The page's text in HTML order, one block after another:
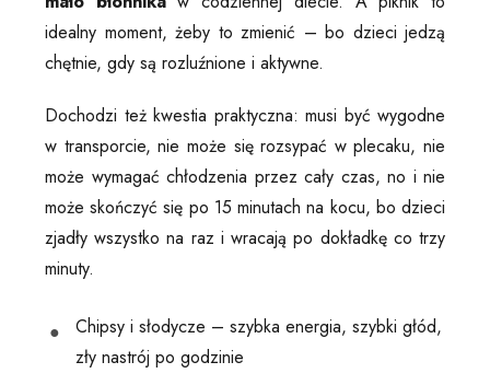
idealny moment, żeby to zmienić – bo dzieci jedzą
chętnie, gdy są rozluźnione i aktywne.
Dochodzi też kwestia praktyczna: musi być wygodne
w transporcie, nie może się rozsypać w plecaku, nie
może wymagać chłodzenia przez cały czas, no i nie
może skończyć się po 15 minutach na kocu, bo dzieci
zjadły wszystko na raz i wracają po dokładkę co trzy
minuty.
Chipsy i słodycze – szybka energia, szybki głód,
zły nastrój po godzinie